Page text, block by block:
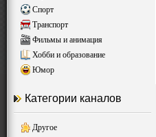
Спорт
Транспорт
Фильмы и анимация
Хобби и образование
Юмор
Категории каналов
Другое